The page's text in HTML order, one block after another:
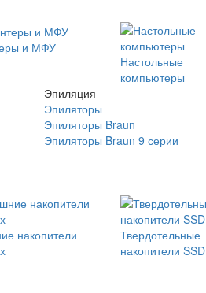
и МФУ
Настольные
компьютеры
Эпиляция
Эпиляторы
Эпиляторы Braun
Эпиляторы Braun 9 серии
накопители
Твердотельные
накопители SSD